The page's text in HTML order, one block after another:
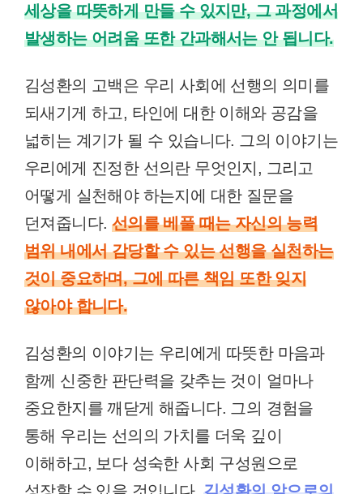
세상을 따뜻하게 만들 수 있지만, 그 과정에서
발생하는 어려움 또한 간과해서는 안 됩니다.
김성환의 고백은 우리 사회에 선행의 의미를
되새기게 하고, 타인에 대한 이해와 공감을
넓히는 계기가 될 수 있습니다. 그의 이야기는
우리에게 진정한 선의란 무엇인지, 그리고
어떻게 실천해야 하는지에 대한 질문을
던져줍니다. 선의를 베풀 때는 자신의 능력
범위 내에서 감당할 수 있는 선행을 실천하는
것이 중요하며, 그에 따른 책임 또한 잊지
않아야 합니다.
김성환의 이야기는 우리에게 따뜻한 마음과
함께 신중한 판단력을 갖추는 것이 얼마나
중요한지를 깨닫게 해줍니다. 그의 경험을
통해 우리는 선의의 가치를 더욱 깊이
이해하고, 보다 성숙한 사회 구성원으로
성장할 수 있을 것입니다. 김성환의 앞으로의